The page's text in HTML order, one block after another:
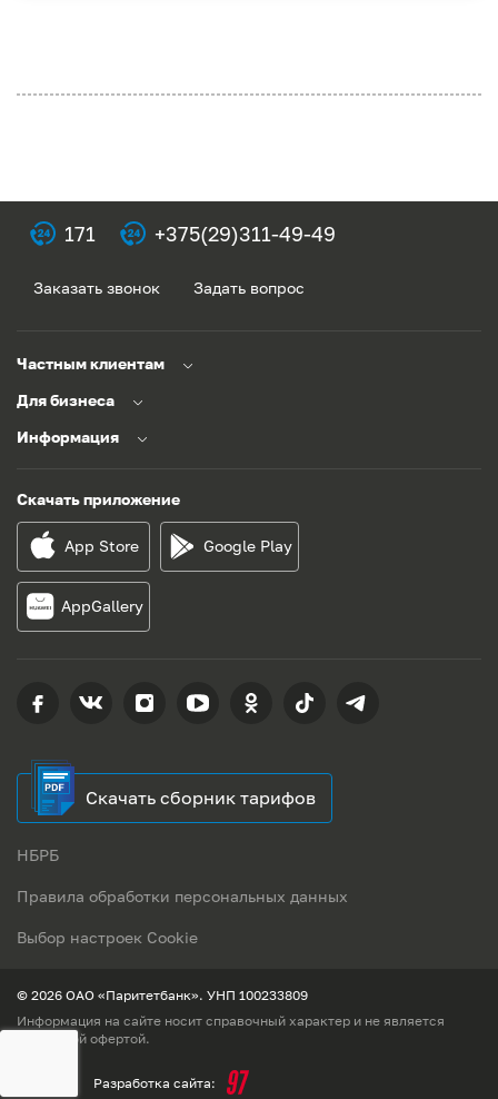
171 +375(29)311-49-49
Заказать звонок Задать вопрос
Частным клиентам
Для бизнеса
Информация
Скачать приложение
App Store Google Play
AppGallery
Скачать сборник тарифов
НБРБ
Правила обработки персональных данных
Выбор настроек Cookie
© 2026 ОАО «Паритетбанк». УНП 100233809
Информация на сайте носит справочный характер и не является
публичной офертой.
Разработка сайта: